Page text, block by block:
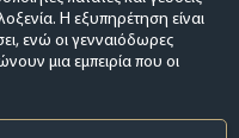
Η εξυπηρέτηση είναι
ενώ οι γενναιόδωρες
μια εμπειρία που οι